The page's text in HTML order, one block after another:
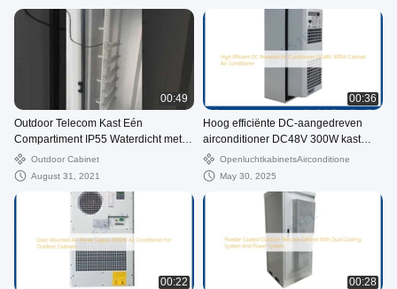
00:49
Outdoor Telecom Kast Eén
Compartiment IP55 Waterdicht met
Airconditioner
Outdoor Cabinet
August 31, 2021
00:36
Hoog efficiënte DC-aangedreven
airconditioner DC48V 300W kast
airconditioner
OpenluchtkabinetsAirconditioner
May 30, 2025
00:22
00:28